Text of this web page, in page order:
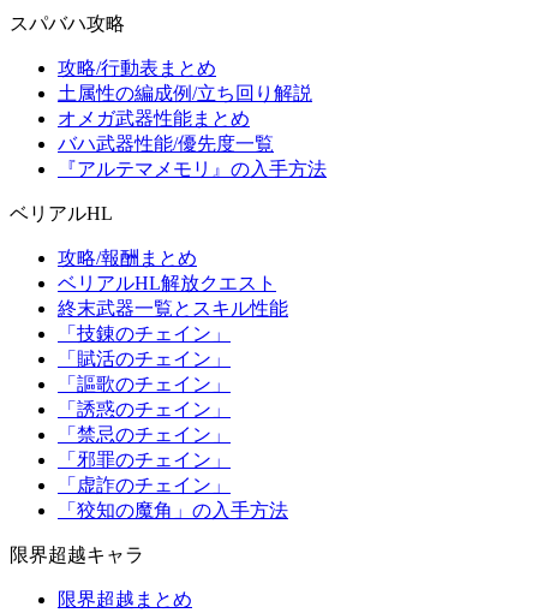
スパバハ攻略
攻略/行動表まとめ
土属性の編成例/立ち回り解説
オメガ武器性能まとめ
バハ武器性能/優先度一覧
『アルテマメモリ』の入手方法
ベリアルHL
攻略/報酬まとめ
ベリアルHL解放クエスト
終末武器一覧とスキル性能
「技錬のチェイン」
「賦活のチェイン」
「謳歌のチェイン」
「誘惑のチェイン」
「禁忌のチェイン」
「邪罪のチェイン」
「虚詐のチェイン」
「狡知の魔角」の入手方法
限界超越キャラ
限界超越まとめ